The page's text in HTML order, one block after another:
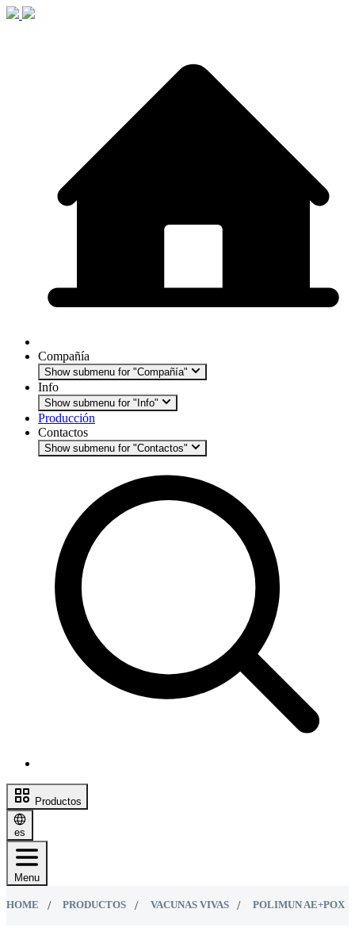
Compañía
Show submenu for "Compañía"
Info
Show submenu for "Info"
Producción
Contactos
Show submenu for "Contactos"
Productos
es
Menu
HOME PRODUCTOS VACUNAS VIVAS POLIMUN AE+POX